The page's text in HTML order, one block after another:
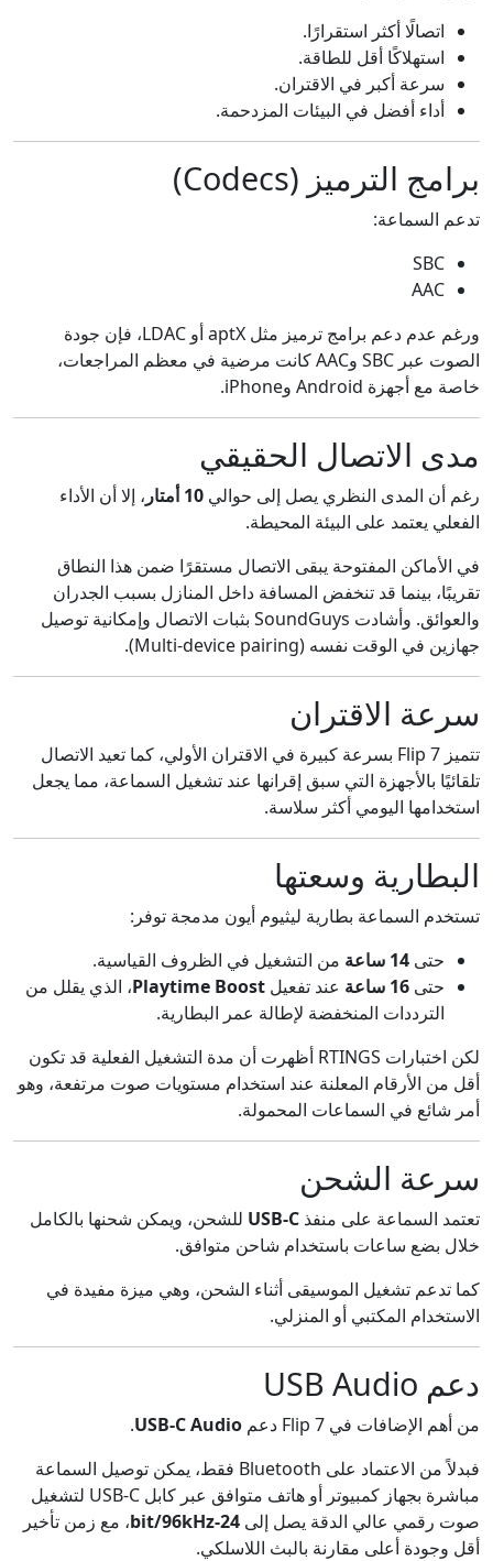
اتصالًا أكثر استقرارًا.
استهلاكًا أقل للطاقة.
سرعة أكبر في الاقتران.
أداء أفضل في البيئات المزدحمة.
برامج الترميز (Codecs)
تدعم السماعة:
SBC
AAC
ورغم عدم دعم برامج ترميز مثل aptX أو LDAC، فإن جودة
الصوت عبر SBC وAAC كانت مرضية في معظم المراجعات،
خاصة مع أجهزة Android وiPhone.
مدى الاتصال الحقيقي
رغم أن المدى النظري يصل إلى حوالي 10 أمتار
، إلا أن الأداء
الفعلي يعتمد على البيئة المحيطة.
في الأماكن المفتوحة يبقى الاتصال مستقرًا ضمن هذا النطاق
تقريبًا، بينما قد تنخفض المسافة داخل المنازل بسبب الجدران
والعوائق. وأشادت SoundGuys بثبات الاتصال وإمكانية توصيل
جهازين في الوقت نفسه (Multi-device pairing).
سرعة الاقتران
تتميز Flip 7 بسرعة كبيرة في الاقتران الأولي، كما تعيد الاتصال
تلقائيًا بالأجهزة التي سبق إقرانها عند تشغيل السماعة، مما يجعل
استخدامها اليومي أكثر سلاسة.
البطارية وسعتها
تستخدم السماعة بطارية ليثيوم أيون مدمجة توفر:
حتى 14 ساعة
من التشغيل في الظروف القياسية.
حتى 16 ساعة عند تفعيل Playtime Boost، الذي يقلل من
الترددات المنخفضة لإطالة عمر البطارية.
لكن اختبارات RTINGS أظهرت أن مدة التشغيل الفعلية قد تكون
أقل من الأرقام المعلنة عند استخدام مستويات صوت مرتفعة، وهو
أمر شائع في السماعات المحمولة.
سرعة الشحن
تعتمد السماعة على منفذ USB-C للشحن، ويمكن شحنها بالكامل
خلال بضع ساعات باستخدام شاحن متوافق.
كما تدعم تشغيل الموسيقى أثناء الشحن، وهي ميزة مفيدة في
الاستخدام المكتبي أو المنزلي.
دعم USB Audio
من أهم الإضافات في Flip 7 دعم USB-C Audio
.
فبدلاً من الاعتماد على Bluetooth فقط، يمكن توصيل السماعة
مباشرة بجهاز كمبيوتر أو هاتف متوافق عبر كابل USB-C لتشغيل
صوت رقمي عالي الدقة يصل إلى 24-bit/96kHz
، مع زمن تأخير
أقل وجودة أعلى مقارنة بالبث اللاسلكي.